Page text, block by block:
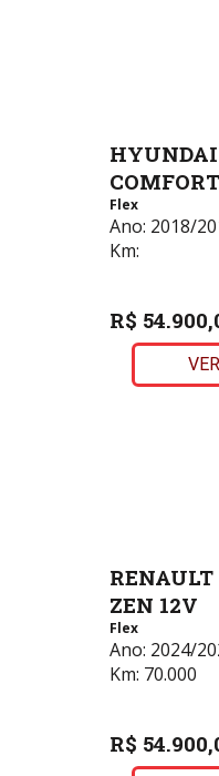
HYUNDAI
Flex
Ano: 2018/
Km:
R$
RENAULT
ZEN 12V
Flex
Ano: 2024/
Km: 70.000
R$